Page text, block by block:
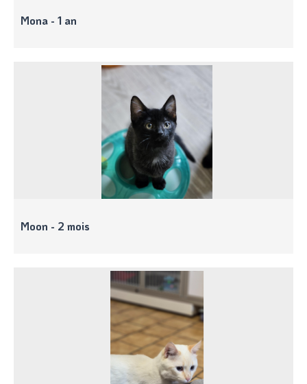
Mona - 1 an
Moon - 2 mois